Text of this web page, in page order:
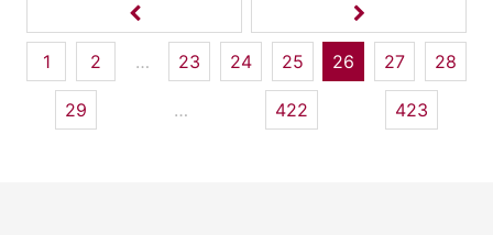
1 2 … 23 24 25 26 27 28
29 … 422 423